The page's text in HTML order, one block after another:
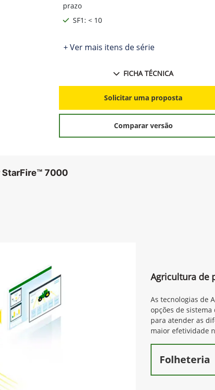
prazo
SF1: < 10
+ Ver mais itens de série
FICHA TÉCNICA
Solicitar uma proposta
Comparar versão
StarFire™ 7000
Agricultura de
As tecnologias de
opções de
para atender as
maior efetividade
Folheteria